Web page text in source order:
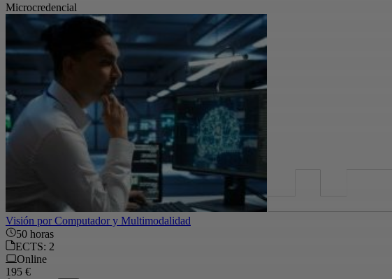
Microcredencial
Visión por Computador y Multimodalidad
50 horas
ECTS: 2
Online
195 €